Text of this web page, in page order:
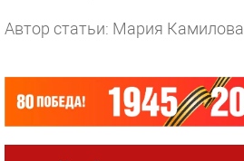
Автор статьи: Мария Камилова